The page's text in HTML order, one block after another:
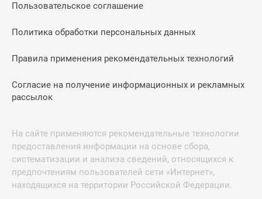
Пользовательское соглашение
Политика обработки персональных данных
Правила применения рекомендательных технологий
Согласие на получение информационных и рекламных
рассылок
На сайте применяются рекомендательные технологии
предоставления информации на основе сбора,
систематизации и анализа сведений, относящихся к
предпочтениям пользователей сети «Интернет»,
находящихся на территории Российской Федерации.